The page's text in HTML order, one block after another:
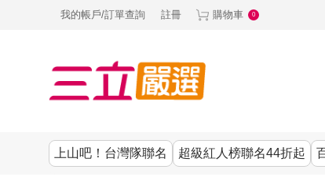
我的帳戶/訂單查詢 註冊 購物車 0
上山吧！台灣隊聯名 超級紅人榜聯名44折起